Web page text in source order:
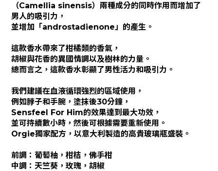
（Camellia sinensis）兩種成分的同時作用而增加了
男人的吸引力，
並增加「androstadienone」的產生。
這款香水帶來了柑橘類的香氣，
胡椒與花香的異國情調以及樹林的力量。
總而言之，這款香水彰顯了男性活力和吸引力。
我們建議在血液循環強烈的區域使用，
例如脖子和手腕，塗抹後30分鐘，
Sensfeel For Him的效果達到最大功效，
並可持續數小時，然後可根據需要重新使用。
Orgie獨家配方， 以意大利製造的高貴玻璃瓶盛裝。
前調：葡萄柚，柑桔，佛手柑
中調：天竺葵，玫瑰，胡椒